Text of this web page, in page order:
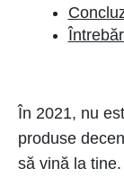
În 2021, nu
produse
să vină la